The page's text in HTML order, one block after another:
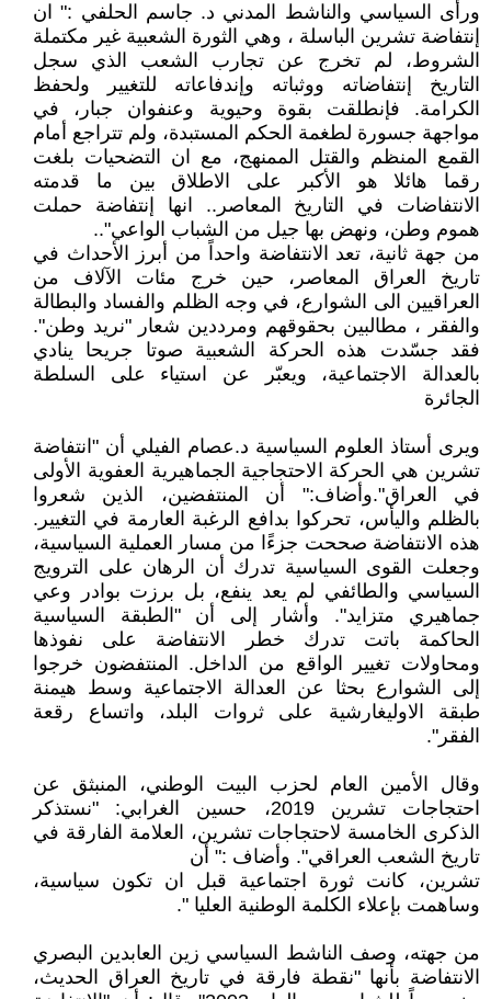
ورأى السياسي والناشط المدني د. جاسم الحلفي :" ان
إنتفاضة تشرين الباسلة ، وهي الثورة الشعبية غير مكتملة
الشروط، لم تخرج عن تجارب الشعب الذي سجل
التاريخ إنتفاضاته ووثباته وإندفاعاته للتغيير ولحفظ
الكرامة. فإنطلقت بقوة وحيوية وعنفوان جبار، في
مواجهة جسورة لطغمة الحكم المستبدة، ولم تتراجع أمام
القمع المنظم والقتل الممنهج، مع ان التضحيات بلغت
رقما هائلا هو الأكبر على الاطلاق بين ما قدمته
الانتفاضات في التاريخ المعاصر.. انها إنتفاضة حملت
هموم وطن، ونهض بها جيل من الشباب الواعي"..
من جهة ثانية، تعد الانتفاضة واحداً من أبرز الأحداث في
تاريخ العراق المعاصر، حين خرج مئات الآلاف من
العراقيين الى الشوارع، في وجه الظلم والفساد والبطالة
والفقر ، مطالبين بحقوقهم ومرددين شعار "نريد وطن".
فقد جسّدت هذه الحركة الشعبية صوتا جريحا ينادي
بالعدالة الاجتماعية، ويعبّر عن استياء على السلطة
الجائرة
ويرى أستاذ العلوم السياسية د.عصام الفيلي أن "انتفاضة
تشرين هي الحركة الاحتجاجية الجماهيرية العفوية الأولى
في العراق".وأضاف:" أن المنتفضين، الذين شعروا
بالظلم واليأس، تحركوا بدافع الرغبة العارمة في التغيير.
هذه الانتفاضة صححت جزءًا من مسار العملية السياسية،
وجعلت القوى السياسية تدرك أن الرهان على الترويج
السياسي والطائفي لم يعد ينفع، بل برزت بوادر وعي
جماهيري متزايد". وأشار إلى أن "الطبقة السياسية
الحاكمة باتت تدرك خطر الانتفاضة على نفوذها
ومحاولات تغيير الواقع من الداخل. المنتفضون خرجوا
إلى الشوارع بحثا عن العدالة الاجتماعية وسط هيمنة
طبقة الاوليغارشية على ثروات البلد، واتساع رقعة
الفقر".
وقال الأمين العام لحزب البيت الوطني، المنبثق عن
احتجاجات تشرين 2019، حسين الغرابي: "نستذكر
الذكرى الخامسة لاحتجاجات تشرين، العلامة الفارقة في
تاريخ الشعب العراقي". وأضاف :" أن
تشرين، كانت ثورة اجتماعية قبل ان تكون سياسية،
وساهمت بإعلاء الكلمة الوطنية العليا ".
من جهته، وصف الناشط السياسي زين العابدين البصري
الانتفاضة بأنها "نقطة فارقة في تاريخ العراق الحديث،